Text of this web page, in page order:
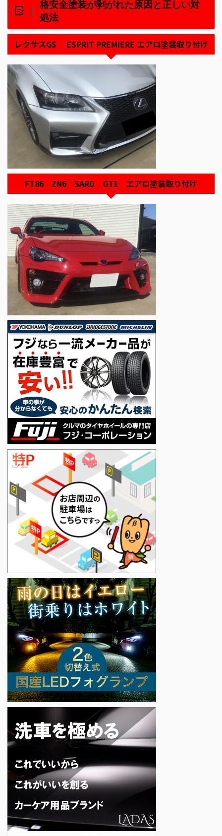
格安全塗装が剥がれた原因と正しい対
処法
レクサスGS ESPRIT PREMIERE エアロ塗装取り付け
FT86 ZN6 SARD GT1 エアロ塗装取り付け